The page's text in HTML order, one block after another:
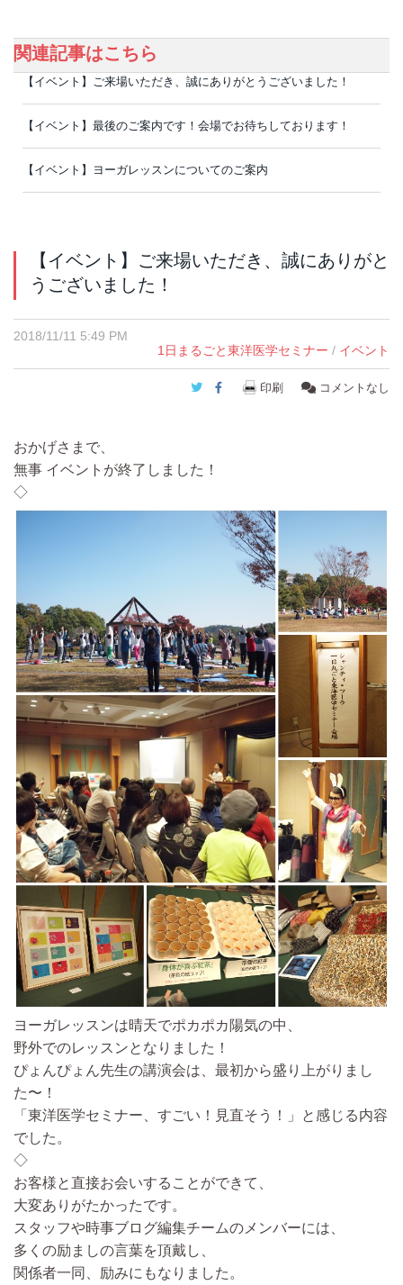
関連記事はこちら
【イベント】ご来場いただき、誠にありがとうございました！
【イベント】最後のご案内です！会場でお待ちしております！
【イベント】ヨーガレッスンについてのご案内
【イベント】ご来場いただき、誠にありがと
うございました！
2018/11/11 5:49 PM
1日まるごと東洋医学セミナー / イベント
Twitter
Facebook
印刷 コメントなし
おかげさまで、
無事 イベントが終了しました！
◇
ヨーガレッスンは晴天でポカポカ陽気の中、
野外でのレッスンとなりました！
ぴょんぴょん先生の講演会は、最初から盛り上がりまし
た〜！
「東洋医学セミナー、すごい！見直そう！」と感じる内容
でした。
◇
お客様と直接お会いすることができて、
大変ありがたかったです。
スタッフや時事ブログ編集チームのメンバーには、
多くの励ましの言葉を頂戴し、
関係者一同、励みにもなりました。